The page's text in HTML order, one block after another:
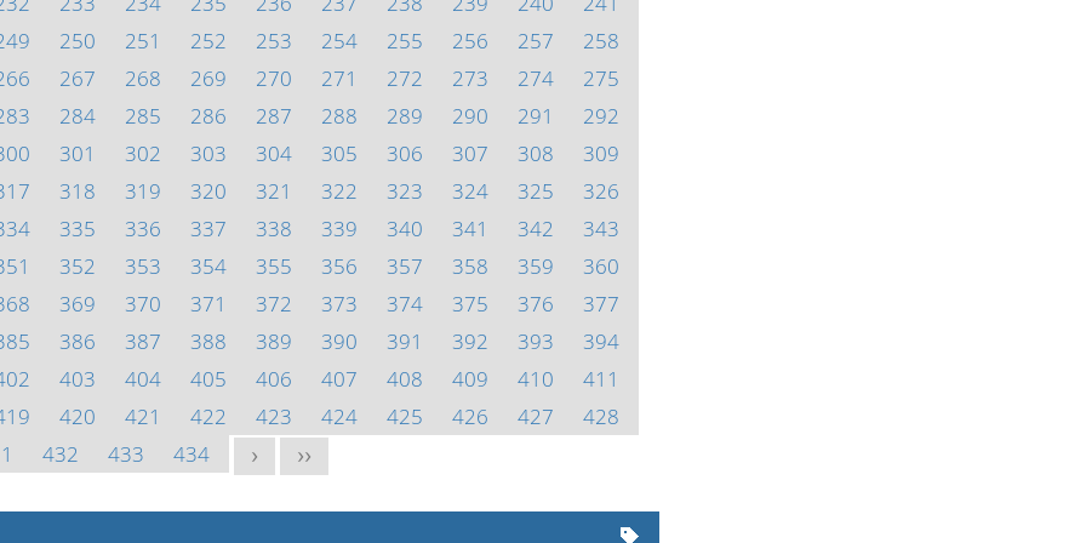
250 251 252 253 254 255 256 257
258
267 268 269 270 271 272 273 274
275
284 285 286 287 288 289 290 291
292
301 302 303 304 305 306 307 308
309
318 319 320 321 322 323 324 325
326
335 336 337 338 339 340 341 342
343
352 353 354 355 356 357 358 359
360
369 370 371 372 373 374 375 376
377
386 387 388 389 390 391 392 393
394
403 404 405 406 407 408 409 410
411
420 421 422 423 424 425 426 427
428
432 433 434 > >>